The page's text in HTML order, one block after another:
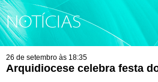
NOTÍCIAS
26 de setembro às 18:35
Arquidiocese celebra festa